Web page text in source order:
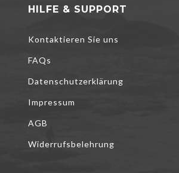
HILFE & SUPPORT
Kontaktieren Sie uns
FAQs
Datenschutzerklärung
Impressum
AGB
Widerrufsbelehrung
optionalen Cookies nicht